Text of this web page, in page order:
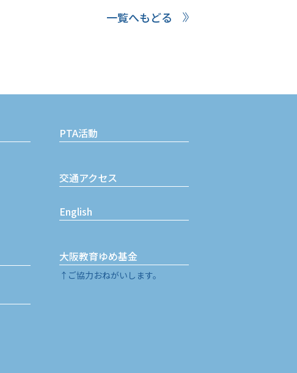
一覧へもどる
PTA活動
交通アクセス
English
大阪教育ゆめ基金
↑ご協力おねがいします。